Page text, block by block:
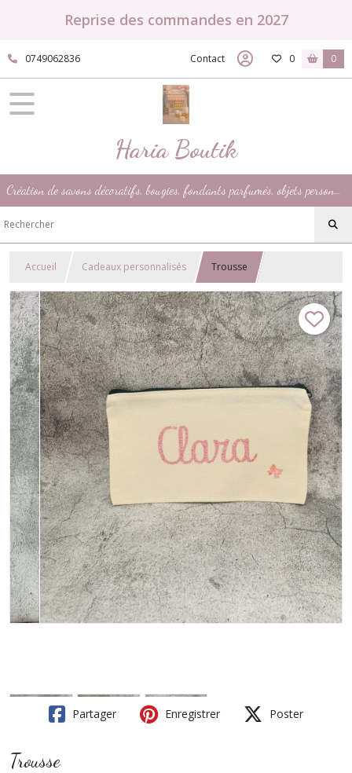
Reprise des commandes en 2027
0749062836 Contact 0 0
Haria Boutik
Création de savons décoratifs, bougies, fondants parfumés, objets personnalisés pour toute occasion.
Accueil Cadeaux personnalisés Trousse
Partager Enregistrer Poster
Trousse